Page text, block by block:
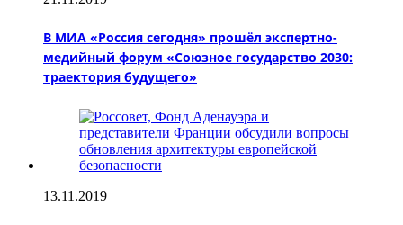
В МИА «Россия сегодня» прошёл экспертно-
медийный форум «Союзное государство 2030:
траектория будущего»
13.11.2019